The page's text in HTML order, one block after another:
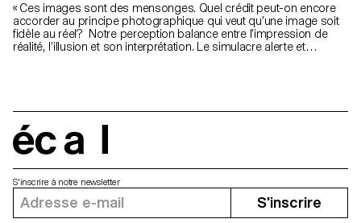
« Ces images sont des mensonges. Quel crédit peut-on encore
accorder au principe photographique qui veut qu’une image soit
fidèle au réel? Notre perception balance entre l’impression de
réalité, l’illusion et son interprétation. Le simulacre alerte et
comprendre, la préserver, la reproduire. L’inconnu et la virginité
ont disparu de notre appréhension de la nature. Par ces images,
je crée le leurre d’un monde naturel reproductible. Le processus
de production des images s’apparente au diorama, consistant à
d’un univers fini, un cosmos. Le brouillard, commeun rideau,
dévoile ou dissimule ces espaces. Ce tourment, à la fois créateur
S'inscrire à notre newsletter
S'inscrire